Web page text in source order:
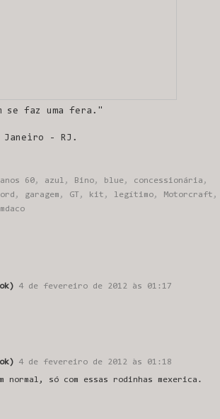
se faz uma fera."
Janeiro - RJ.
anos 60, azul , Bino, blue, concessionária ,
, garagem , GT, kit , legítimo, Motorcraft ,
4 de fevereiro de 2012 às 01:17
4 de fevereiro de 2012 às 01:18
normal, só com essas rodinhas mexerica.